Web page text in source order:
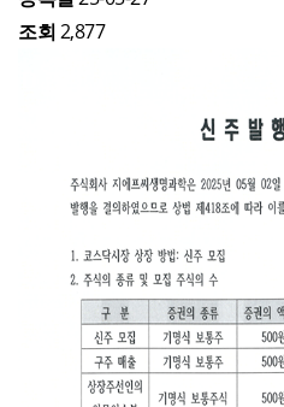
Cell 제품리스트
조회2,877